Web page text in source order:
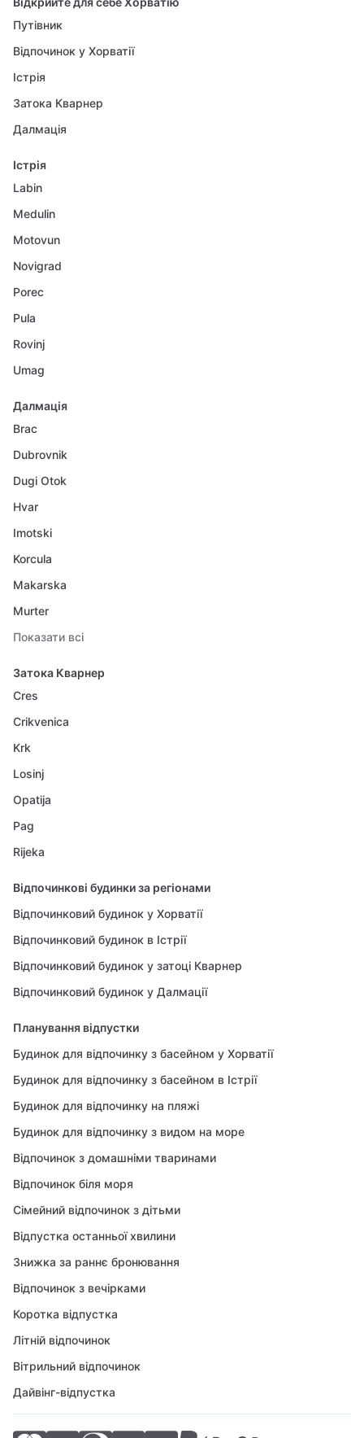
Путівник
Відпочинок у Хорватії
Істрія
Затока Кварнер
Далмація
Істрія
Labin
Medulin
Motovun
Novigrad
Porec
Pula
Rovinj
Umag
Далмація
Brac
Dubrovnik
Dugi Otok
Hvar
Imotski
Korcula
Makarska
Murter
Показати всі
Затока Кварнер
Cres
Crikvenica
Krk
Losinj
Opatija
Pag
Rijeka
Відпочинкові будинки за регіонами
Відпочинковий будинок у Хорватії
Відпочинковий будинок в Істрії
Відпочинковий будинок у затоці Кварнер
Відпочинковий будинок у Далмації
Планування відпустки
Будинок для відпочинку з басейном у Хорватії
Будинок для відпочинку з басейном в Істрії
Будинок для відпочинку на пляжі
Будинок для відпочинку з видом на море
Відпочинок з домашніми тваринами
Відпочинок біля моря
Сімейний відпочинок з дітьми
Відпустка останньої хвилини
Знижка за раннє бронювання
Відпочинок з вечірками
Коротка відпустка
Літній відпочинок
Вітрильний відпочинок
Дайвінг-відпустка